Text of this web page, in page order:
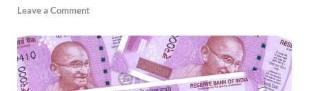
Leave a Comment